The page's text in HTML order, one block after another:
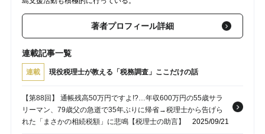
著者プロフィール詳細
連載記事一覧
連載 現役税理士が教える「税務調査」ここだけの話
【第88回】 通帳残高50万円ですよ!?…年収600万円の55歳サラ
リーマン、79歳父の急逝で35年ぶりに帰省→税理士から告げら
れた「まさかの相続税額」に悲鳴【税理士の助言】
2025/09/21